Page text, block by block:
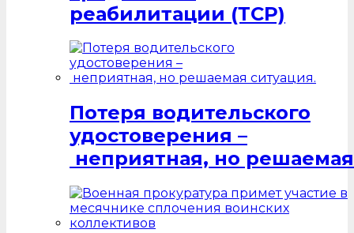
реабилитации (ТСР)
Потеря водительского
удостоверения –
неприятная, но